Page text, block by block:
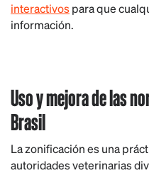
interactivospara que
información.
Uso y mejora de las
Brasil
La zonificación es una
autoridades veterinarias